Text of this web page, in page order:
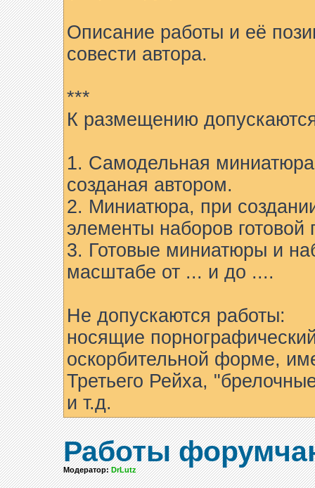
Описание работы и её
совести автора.
***
К размещению
1. Самодельная
созданая автором.
2. Миниатюра, при
элементы наборов готовой
3. Готовые миниатюры и
масштабе от ... и до ....
Не допускаются работы:
носящие
оскорбительной форме,
Третьего Рейха,
и т.д.
Работы
Модератор:DrLutz